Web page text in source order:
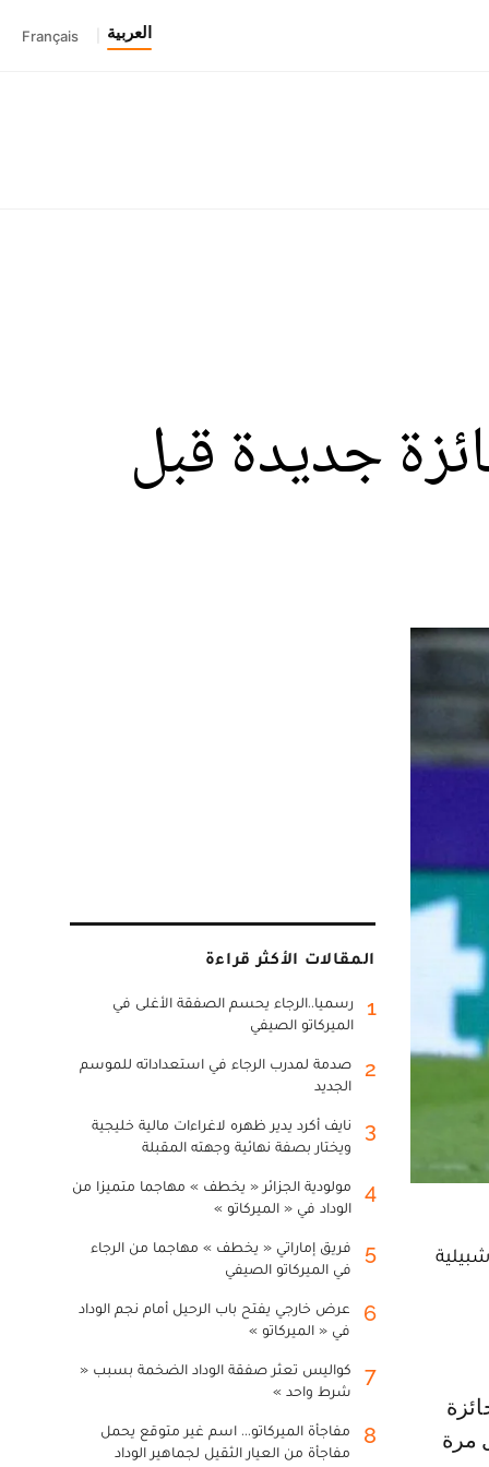
العربية Français
جديدة قبل
مرة
المقالات الأكثر قراءة
1
رسميا..الرجاء يحسم الصفقة الأغلى في
الميركاتو الصيفي
2
صدمة لمدرب الرجاء في استعداداته للموسم
الجديد
3
نايف أكرد يدير ظهره لاغراءات مالية خليجية
ويختار بصفة نهائية وجهته المقبلة
4
مولودية الجزائر « يخطف » مهاجما متميزا من
الوداد في « الميركاتو »
5
فريق إماراتي « يخطف » مهاجما من الرجاء
في الميركاتو الصيفي
6
عرض خارجي يفتح باب الرحيل أمام نجم الوداد
في « الميركاتو »
7
كواليس تعثر صفقة الوداد الضخمة بسبب «
شرط واحد »
8
مفاجأة الميركاتو... اسم غير متوقع يحمل
مفاجأة من العيار الثقيل لجماهير الوداد